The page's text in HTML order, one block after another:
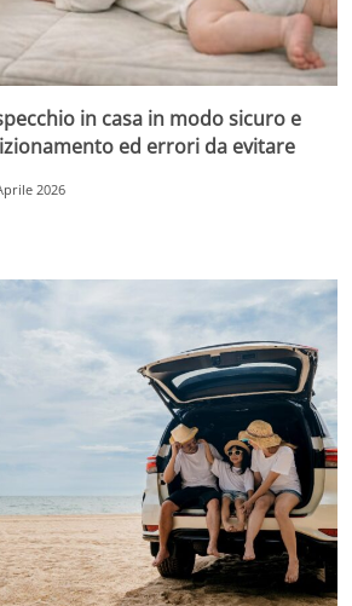
in casa in modo sicuro e
ed errori da evitare
2026